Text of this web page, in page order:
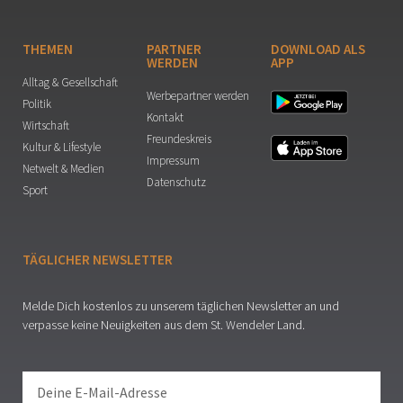
THEMEN
Alltag & Gesellschaft
Politik
Wirtschaft
Kultur & Lifestyle
Netwelt & Medien
Sport
PARTNER
WERDEN
Werbepartner werden
Kontakt
Freundeskreis
Impressum
Datenschutz
DOWNLOAD ALS
APP
TÄGLICHER NEWSLETTER
Melde Dich kostenlos zu unserem täglichen Newsletter an und
verpasse keine Neuigkeiten aus dem St. Wendeler Land.